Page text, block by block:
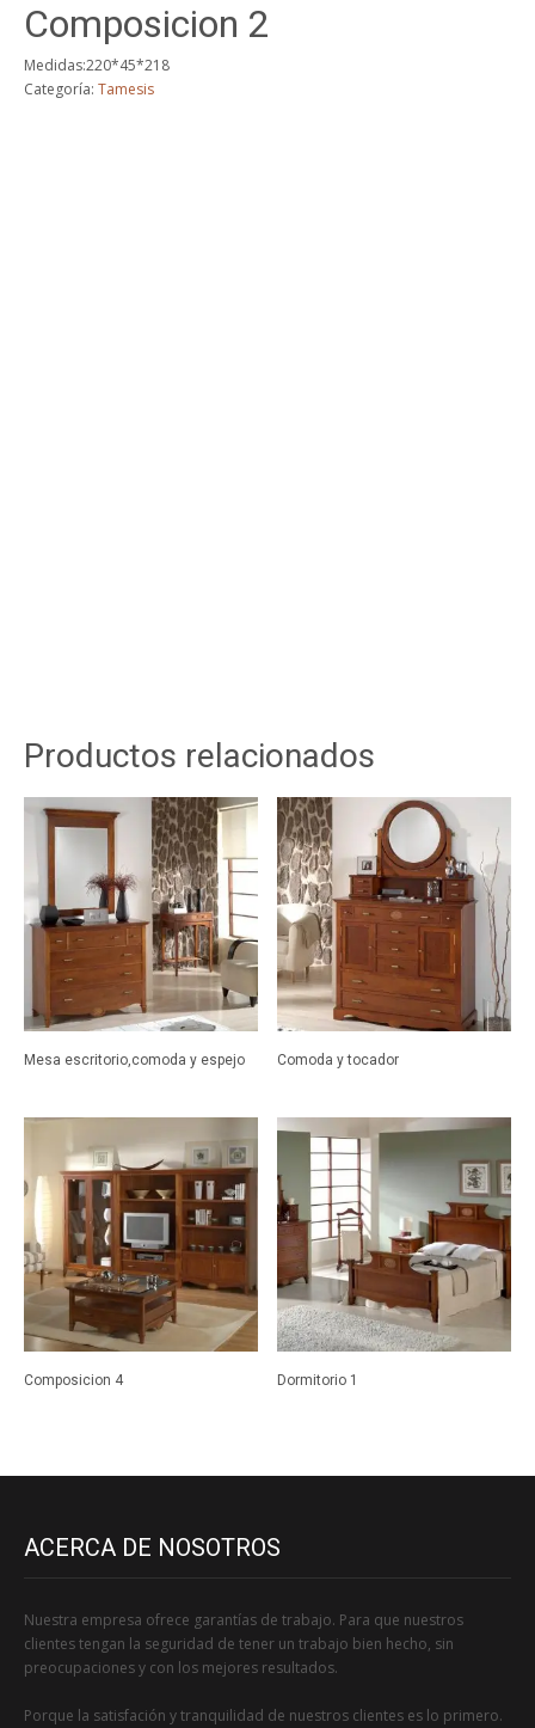
Composicion 2
Medidas:220*45*218
Categoría: Tamesis
Productos relacionados
Mesa escritorio,comoda y espejo Comoda y tocador
Composicion 4 Dormitorio 1
ACERCA DE NOSOTROS
Nuestra empresa ofrece garantías de trabajo. Para que nuestros
clientes tengan la seguridad de tener un trabajo bien hecho, sin
preocupaciones y con los mejores resultados.
Porque la satisfación y tranquilidad de nuestros clientes es lo primero.